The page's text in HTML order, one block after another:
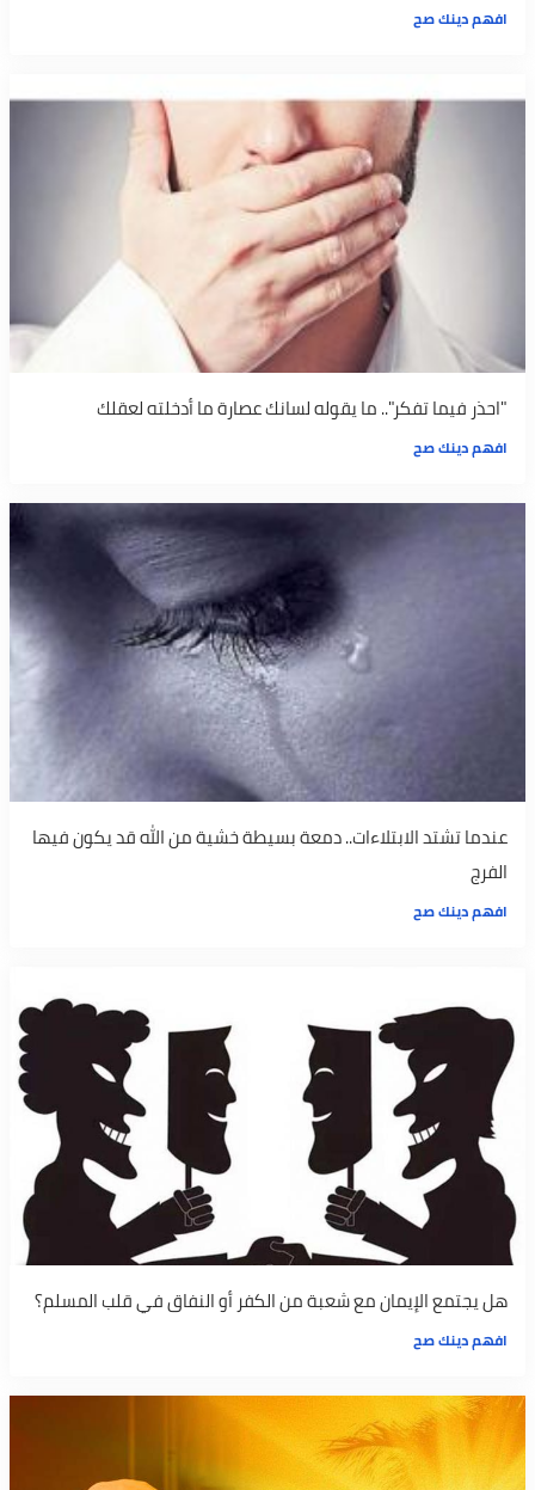
افهم دينك صح
"احذر فيما تفكر".. ما يقوله لسانك عصارة ما أدخلته لعقلك
افهم دينك صح
عندما تشتد الابتلاءات.. دمعة بسيطة خشية من الله قد يكون فيها
الفرج
افهم دينك صح
هل يجتمع الإيمان مع شعبة من الكفر أو النفاق في قلب المسلم؟
افهم دينك صح